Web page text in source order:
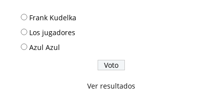
Frank Kudelka
Los jugadores
Azul Azul
Ver resultados